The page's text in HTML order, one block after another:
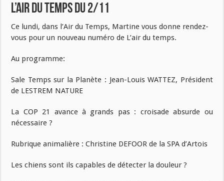
L’air du temps du 2/11
Ce lundi, dans l’Air du Temps, Martine vous donne rendez-
vous pour un nouveau numéro de L’air du temps.
Au programme:
Sale Temps sur la Planète : Jean-Louis WATTEZ, Président
de LESTREM NATURE
La COP 21 avance à grands pas : croisade absurde ou
nécessaire ?
Rubrique animalière : Christine DEFOOR de la SPA d’Artois
Les chiens sont ils capables de détecter la douleur ?